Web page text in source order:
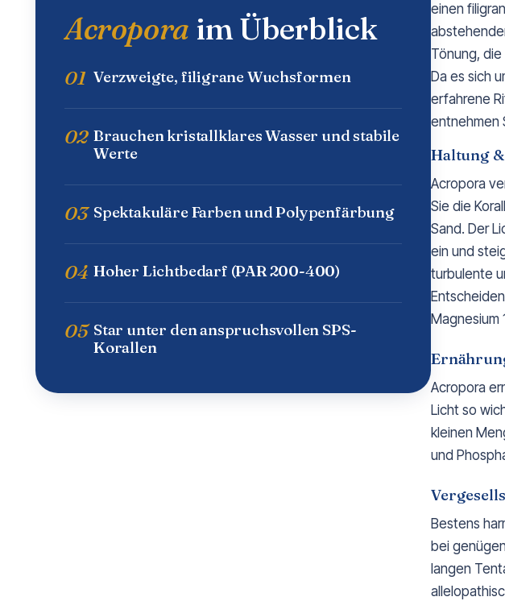
Acropora im Überblick
01 Verzweigte, filigrane Wuchsformen
02 Brauchen kristallklares Wasser und stabile
Werte
03 Spektakuläre Farben und Polypenfärbung
04 Hoher Lichtbedarf (PAR 200-400)
05 Star unter den anspruchsvollen SPS-
Korallen
einen
Tönung,
Da es sich
erfahrene
entnehmen
Haltung
Acropora
Sie die
Sand. Der
ein und
turbulente
Acropora
Licht so
kleinen
und
Bestens
bei
langen